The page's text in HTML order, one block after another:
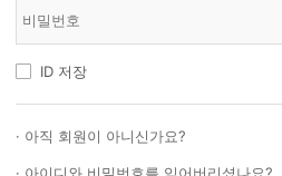
교육일정
경조사란
시회에바란다
ID 저장
· 아직 회원이 아니신가요?